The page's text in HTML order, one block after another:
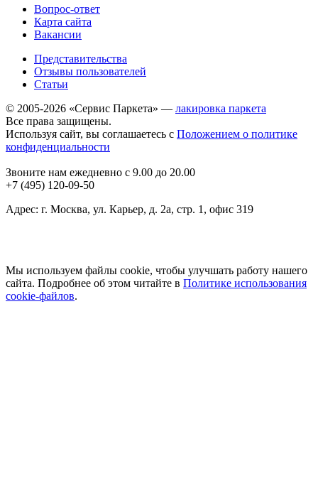
Вопрос-ответ
Карта сайта
Вакансии
Представительства
Отзывы пользователей
Статьи
© 2005-2026 «Сервис Паркета» — лакировка паркета
Все права защищены.
Используя сайт, вы соглашаетесь с Положением о политике
конфиденциальности
Звоните нам ежедневно с 9.00 до 20.00
+7 (495) 120-09-50
Адрес: г. Москва, ул. Карьер, д. 2а, стр. 1, офис 319
Мы используем файлы cookie, чтобы улучшать работу нашего
сайта. Подробнее об этом читайте в Политике использования
cookie-файлов.